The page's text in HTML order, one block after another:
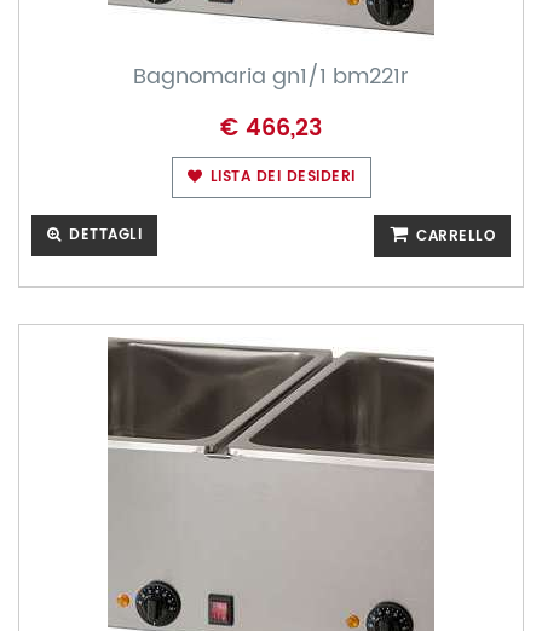
Bagnomaria gn1/1 bm221r
€ 466,23
LISTA DEI DESIDERI
DETTAGLI CARRELLO